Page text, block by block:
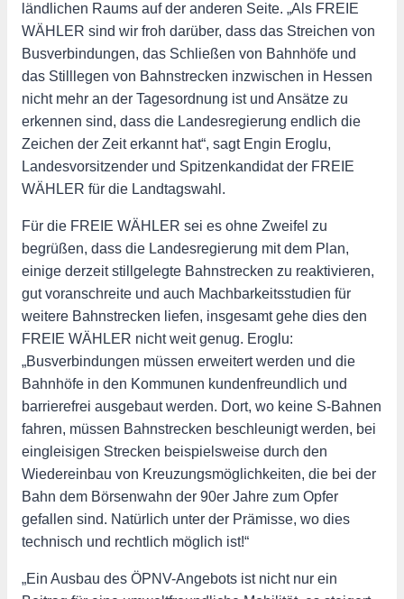
ländlichen Raums auf der anderen Seite. „Als FREIE
WÄHLER sind wir froh darüber, dass das Streichen von
Busverbindungen, das Schließen von Bahnhöfe und
das Stilllegen von Bahnstrecken inzwischen in Hessen
nicht mehr an der Tagesordnung ist und Ansätze zu
erkennen sind, dass die Landesregierung endlich die
Zeichen der Zeit erkannt hat“, sagt Engin Eroglu,
Landesvorsitzender und Spitzenkandidat der FREIE
WÄHLER für die Landtagswahl.
Für die FREIE WÄHLER sei es ohne Zweifel zu
begrüßen, dass die Landesregierung mit dem Plan,
einige derzeit stillgelegte Bahnstrecken zu reaktivieren,
gut voranschreite und auch Machbarkeitsstudien für
weitere Bahnstrecken liefen, insgesamt gehe dies den
FREIE WÄHLER nicht weit genug. Eroglu:
„Busverbindungen müssen erweitert werden und die
Bahnhöfe in den Kommunen kundenfreundlich und
barrierefrei ausgebaut werden. Dort, wo keine S-Bahnen
fahren, müssen Bahnstrecken beschleunigt werden, bei
eingleisigen Strecken beispielsweise durch den
Wiedereinbau von Kreuzungsmöglichkeiten, die bei der
Bahn dem Börsenwahn der 90er Jahre zum Opfer
gefallen sind. Natürlich unter der Prämisse, wo dies
technisch und rechtlich möglich ist!“
„Ein Ausbau des ÖPNV-Angebots ist nicht nur ein